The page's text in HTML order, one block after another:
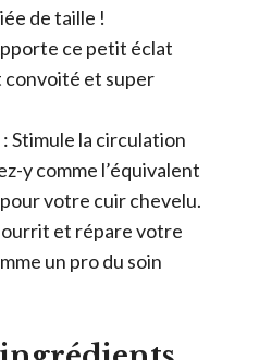
de taille !
ce petit éclat
et super
: Stimule la circulation
y comme l’équivalent
votre cuir chevelu.
et répare votre
un pro du soin